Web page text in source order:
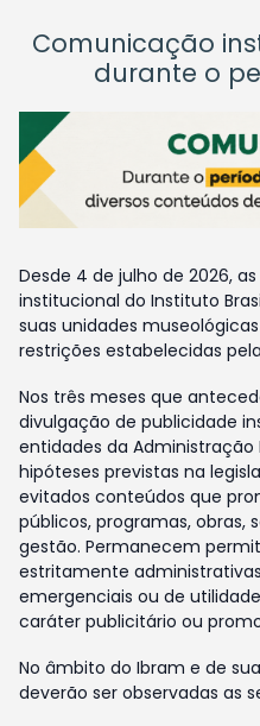
Comunicação
durante o
Desde 4 de julho de 2026,
institucional do Instituto
suas unidades
restrições estabelecidas
Nos três meses que
divulgação de publicidade
entidades da Administração
hipóteses previstas na
evitados conteúdos que
públicos, programas, obras,
gestão. Permanecem
estritamente
emergenciais ou de
caráter publicitário ou
No âmbito do Ibram e de
deverão ser observadas as